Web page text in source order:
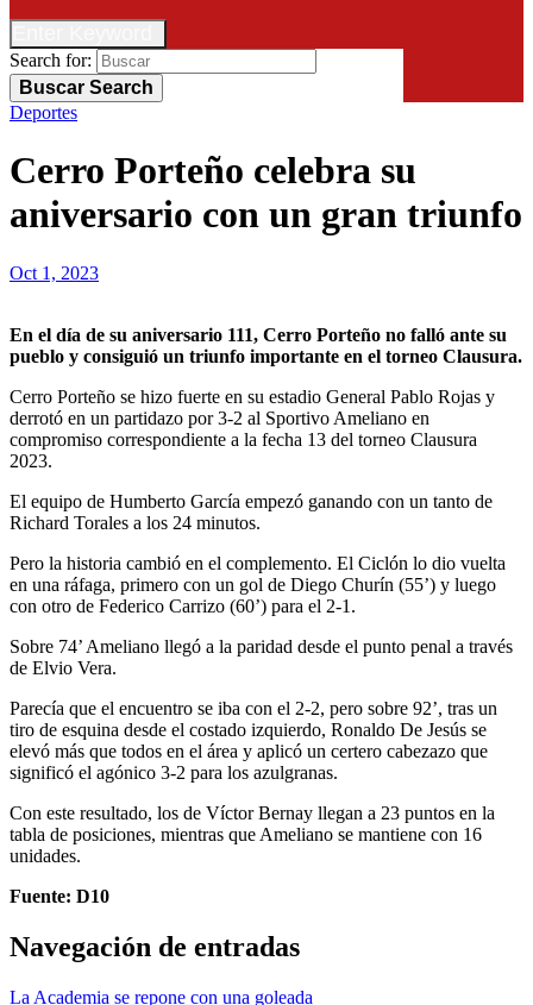
Search for:
Buscar Search
Deportes
Cerro Porteño celebra su
aniversario con un gran triunfo
Oct 1, 2023
En el día de su aniversario 111, Cerro Porteño no falló ante su
pueblo y consiguió un triunfo importante en el torneo Clausura.
Cerro Porteño se hizo fuerte en su estadio General Pablo Rojas y
derrotó en un partidazo por 3-2 al Sportivo Ameliano en
compromiso correspondiente a la fecha 13 del torneo Clausura
2023.
El equipo de Humberto García empezó ganando con un tanto de
Richard Torales a los 24 minutos.
Pero la historia cambió en el complemento. El Ciclón lo dio vuelta
en una ráfaga, primero con un gol de Diego Churín (55’) y luego
con otro de Federico Carrizo (60’) para el 2-1.
Sobre 74’ Ameliano llegó a la paridad desde el punto penal a través
de Elvio Vera.
Parecía que el encuentro se iba con el 2-2, pero sobre 92’, tras un
tiro de esquina desde el costado izquierdo, Ronaldo De Jesús se
elevó más que todos en el área y aplicó un certero cabezazo que
significó el agónico 3-2 para los azulgranas.
Con este resultado, los de Víctor Bernay llegan a 23 puntos en la
tabla de posiciones, mientras que Ameliano se mantiene con 16
unidades.
Fuente: D10
Navegación de entradas
La Academia se repone con una goleada